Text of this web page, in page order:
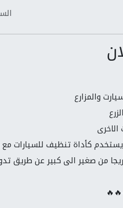
السعر :
والمزارع
كأداة تنظيف للسيارات
من صغير الى كبير عن طريق